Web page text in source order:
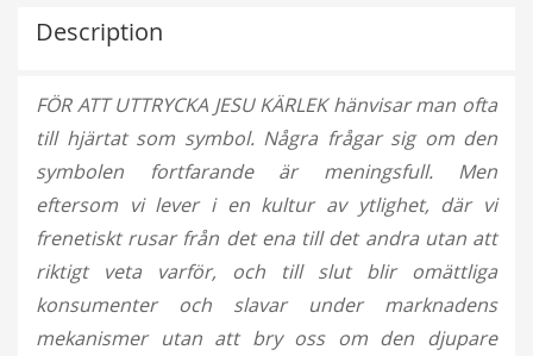
Description
FÖR ATT UTTRYCKA JESU KÄRLEK hänvisar man ofta
till hjärtat som symbol. Några frågar sig om den
symbolen fortfarande är meningsfull. Men
eftersom vi lever i en kultur av ytlighet, där vi
frenetiskt rusar från det ena till det andra utan att
riktigt veta varför, och till slut blir omättliga
konsumenter och slavar under marknadens
mekanismer utan att bry oss om den djupare